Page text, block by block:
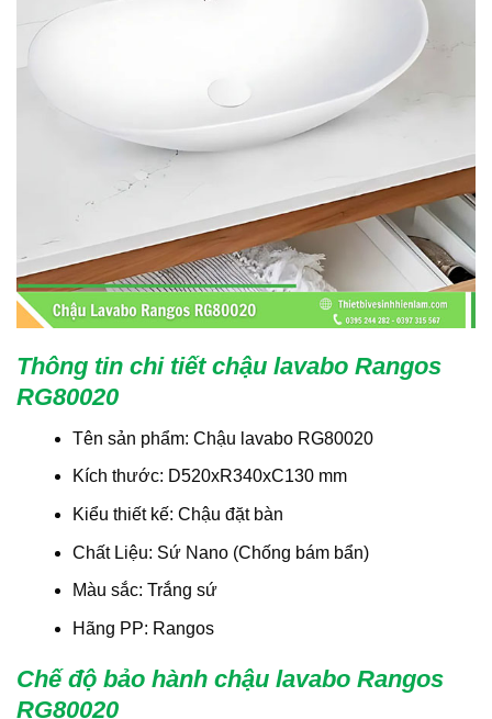
Thông tin chi tiết chậu lavabo Rangos
RG80020
Tên sản phẩm: Chậu lavabo RG80020
Kích thước: D520xR340xC130 mm
Kiểu thiết kế: Chậu đặt bàn
Chất Liệu: Sứ Nano (Chống bám bẩn)
Màu sắc: Trắng sứ
Hãng PP: Rangos
Chế độ bảo hành chậu lavabo Rangos
RG80020